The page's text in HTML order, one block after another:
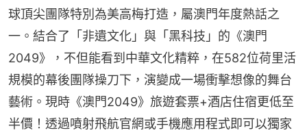
球頂尖團隊特別為美高梅打造，屬澳門年度熱話之
一。結合了「非遺文化」與「黑科技」的《澳門
2049》，不但能看到中華文化精粹，在582位荷里活
規模的幕後團隊操刀下，演變成一場衝擊想像的舞台
藝術。現時《澳門2049》旅遊套票+酒店住宿更低至
半價！透過噴射飛航官網或手機應用程式即可以獨家